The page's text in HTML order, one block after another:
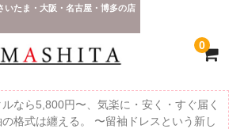
いたま・大阪・名古屋・博多の店
0
なら5,800円〜、気楽に・安く・すぐ届く
格式は纏える。 〜留袖ドレスという新し